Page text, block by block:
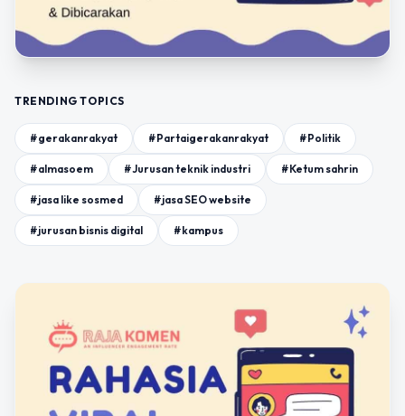
TRENDING TOPICS
#gerakanrakyat #Partaigerakanrakyat #Politik
#almasoem #Jurusan teknik industri #Ketum sahrin
#jasa like sosmed #jasa SEO website
#jurusan bisnis digital #kampus